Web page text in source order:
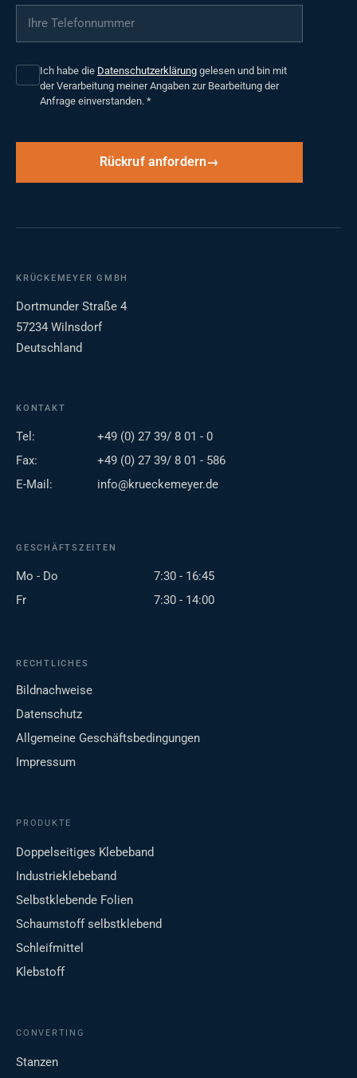
Ihre Telefonnummer
Ich habe die Datenschutzerklärung gelesen und bin mit
der Verarbeitung meiner Angaben zur Bearbeitung der
Anfrage einverstanden. *
Rückruf anfordern
KRÜCKEMEYER GMBH
Dortmunder Straße 4
57234 Wilnsdorf
Deutschland
KONTAKT
Tel:
+49 (0) 27 39/ 8 01 - 0
Fax:
+49 (0) 27 39/ 8 01 - 586
E-Mail:
info@krueckemeyer.de
GESCHÄFTSZEITEN
Mo - Do
7:30 - 16:45
Fr
7:30 - 14:00
RECHTLICHES
Bildnachweise
Datenschutz
Allgemeine Geschäftsbedingungen
Impressum
PRODUKTE
Doppelseitiges Klebeband
Industrieklebeband
Selbstklebende Folien
Schaumstoff selbstklebend
Schleifmittel
Klebstoff
CONVERTING
Stanzen